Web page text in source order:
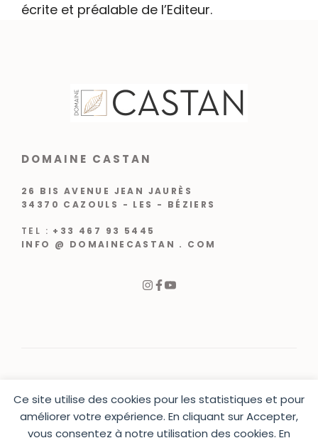
Ce site utilise des cookies pour les statistiques et pour
améliorer votre expérience. En cliquant sur Accepter,
vous consentez à notre utilisation des cookies. En
écrite et préalable de l’Editeur.
DOMAINE CASTAN
26 BIS AVENUE JEAN JAURÈS
34370 CAZOULS - LES - BÉZIERS
TEL : +33 467 93 5445
INFO @ DOMAINECASTAN . COM
CRÉATION WEB VARCHETTA
PRESSE|CONTACT|MENTIONS LÉGALES|